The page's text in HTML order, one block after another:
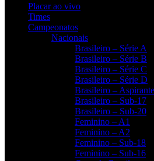
Placar ao vivo
Times
Campeonatos
Nacionais
Brasileiro – Série A
Brasileiro – Série B
Brasileiro – Série C
Brasileiro – Série D
Brasileiro –
Brasileiro – Sub-17
Brasileiro – Sub-20
Feminino – A1
Feminino – A2
Feminino – Sub-18
Feminino – Sub-16